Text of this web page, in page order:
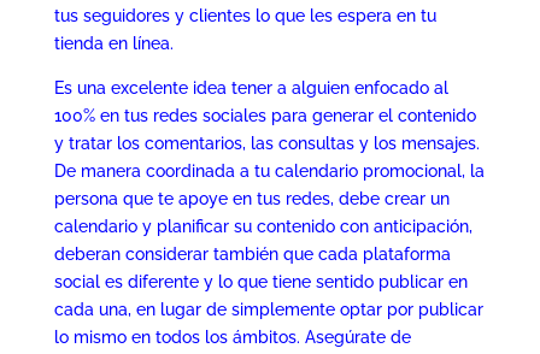
tus seguidores y clientes lo que les espera en tu
tienda en línea.
Es una excelente idea tener a alguien enfocado al
100% en tus redes sociales para generar el contenido
y tratar los comentarios, las consultas y los mensajes.
De manera coordinada a tu calendario promocional, la
persona que te apoye en tus redes, debe crear un
calendario y planificar su contenido con anticipación,
deberan considerar también que cada plataforma
social es diferente y lo que tiene sentido publicar en
cada una, en lugar de simplemente optar por publicar
lo mismo en todos los ámbitos. Asegúrate de